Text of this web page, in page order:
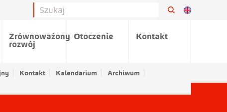
Kontakt Kalendarium
Archiwum
Zrównoważony
rozwój
Otoczenie Kontakt